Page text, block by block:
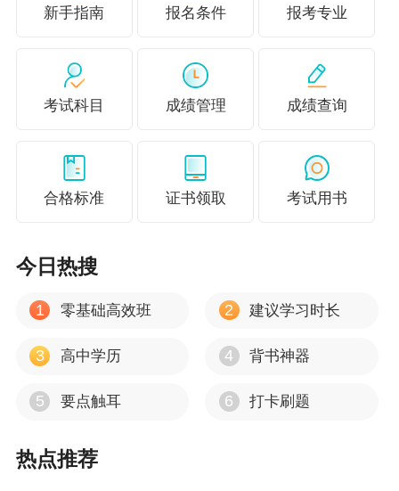
能会有细微差异，具体以当地人事考试网通知为
中级经济师考试是否需要现场审核？
目前多数地区已实行网上审核，但部分地区仍需
中级经济师考试是否可以跨级报考？
会计网校提供的以上信息仅供参考，如有异议，
请考生以官方部门公布的内容为准！
新手指南 报名条件 报考专业
考试科目 成绩管理 成绩查询
合格标准 证书领取 考试用书
今日热搜
1 零基础高效班 2 建议学习时长
3 高中学历 4 背书神器
5 要点触耳 6 打卡刷题
热点推荐